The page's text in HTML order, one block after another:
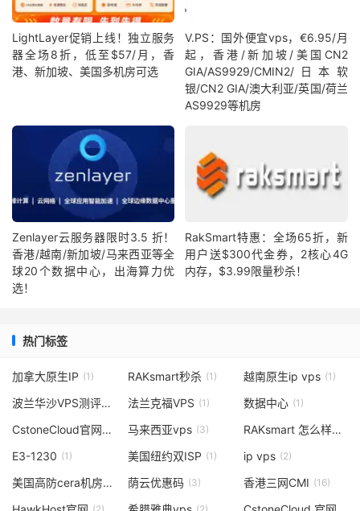
LightLayer促销上线！独立服务
器全场8折，低至$57/月，香
港、新加坡、美国多机房可选
V.PS：国外便宜vps，€6.95/月
起，香港/新加坡/美国CN2
GIA/AS9929/CMIN2/日本软
银/CN2 GIA/澳大利亚/英国/荷兰
AS9929等机房
Zenlayer云服务器限时3.5 折！
香港/越南/新加坡/马来西亚等全
球20个数据中心，出海算力优
选！
RakSmart特惠：全场65折，新
用户送$300代金券，2核心4G
内存，$3.99限量秒杀！
热门标签
加拿大原生IP (1) RAKsmart秒杀 (1) 越南原生ip vps (1)
波兰华沙VPS测评洛 法兰克福VPS (1) 数据中心 (1)
CstoneCloud官网 马来西亚vps (3) RAKsmart 怎么样
E3-1230 (1) 美国纽约双ISP (1) ip vps (2)
美国高防cera机房 荫云优惠码 (3) 香港三网CMI (16)